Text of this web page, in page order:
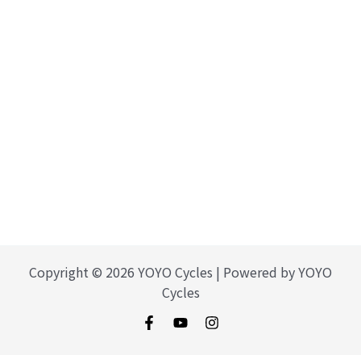
Copyright © 2026 YOYO Cycles | Powered by YOYO
Cycles